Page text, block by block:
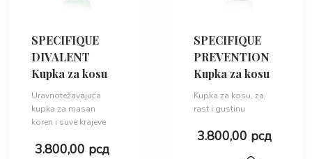
SPECIFIQUE
DIVALENT
Kupka za kosu
Uravnotežavajuća
kupka za masan
koren i suve krajeve
3.800,00 рсд
SPECIFIQUE
PREVENTION
Kupka za kosu
Kupka za kosu, za
rast i gustinu
3.800,00 рсд